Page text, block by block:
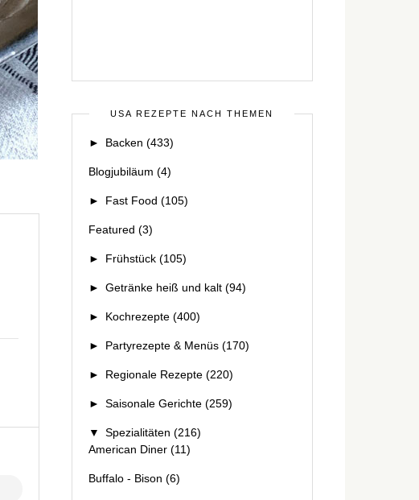
USA REZEPTE NACH THEMEN
► Backen (433)
Blogjubiläum (4)
► Fast Food (105)
Featured (3)
► Frühstück (105)
► Getränke heiß und kalt (94)
► Kochrezepte (400)
► Partyrezepte & Menüs (170)
► Regionale Rezepte (220)
► Saisonale Gerichte (259)
▼ Spezialitäten (216)
American Diner (11)
Buffalo - Bison (6)